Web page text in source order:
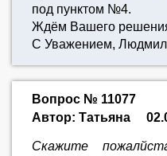
под пунктом №4.
Ждём Вашего
С Уважением,
Вопрос № 11077
Автор: Татьяна
Скажите